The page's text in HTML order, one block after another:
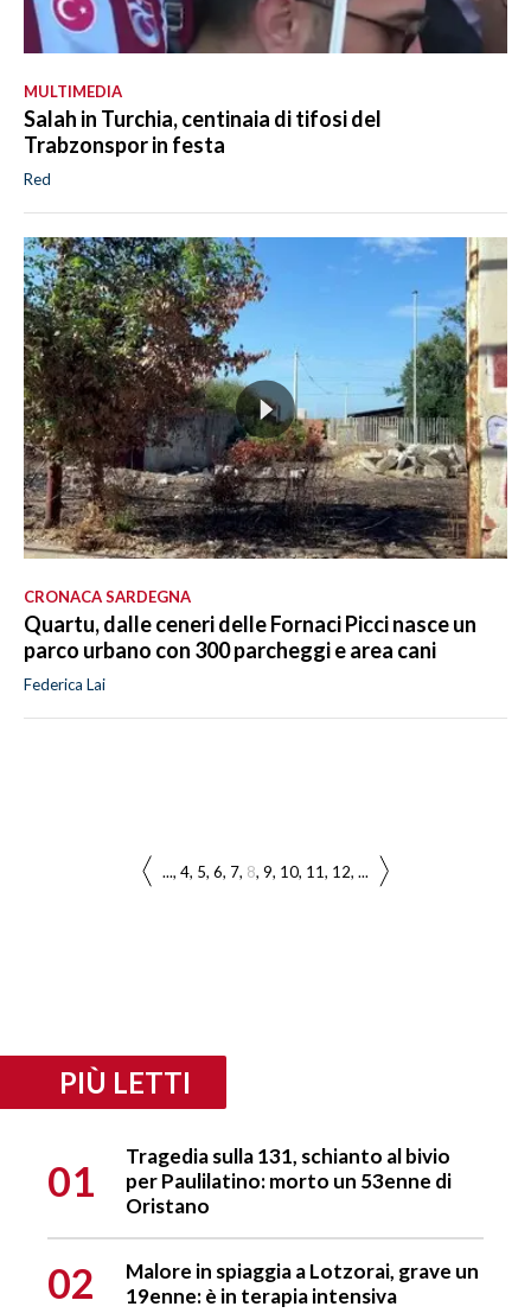
MULTIMEDIA
Salah in Turchia, centinaia di tifosi del
Trabzonspor in festa
Red
CRONACA SARDEGNA
Quartu, dalle ceneri delle Fornaci Picci nasce un
parco urbano con 300 parcheggi e area cani
Federica Lai
... 4 5 6 7 8 9 10 11 12 ...
PIÙ LETTI
01
Tragedia sulla 131, schianto al bivio
per Paulilatino: morto un 53enne di
Oristano
02
Malore in spiaggia a Lotzorai, grave un
19enne: è in terapia intensiva